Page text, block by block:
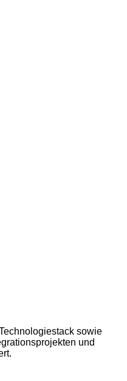
sowie
und